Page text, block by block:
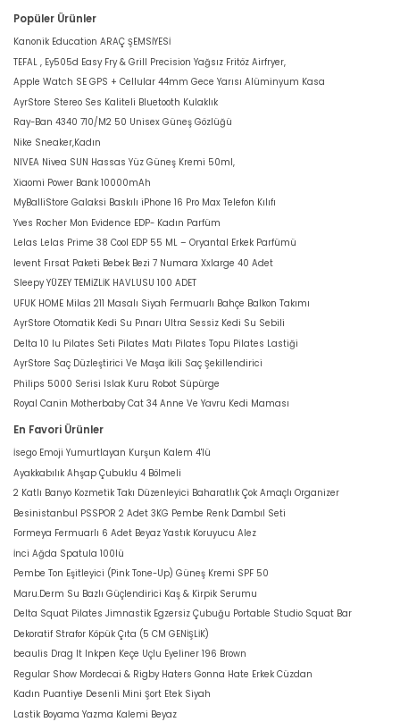
Popüler Ürünler
Kanonik Education ARAÇ ŞEMSİYESİ
TEFAL , Ey505d Easy Fry & Grill Precision Yağsız Fritöz Airfryer,
Apple Watch SE GPS + Cellular 44mm Gece Yarısı Alüminyum Kasa
AyrStore Stereo Ses Kaliteli Bluetooth Kulaklık
Ray-Ban 4340 710/M2 50 Unisex Güneş Gözlüğü
Nike Sneaker,Kadın
NIVEA Nivea SUN Hassas Yüz Güneş Kremi 50ml,
Xiaomi Power Bank 10000mAh
MyBalliStore Galaksi Baskılı iPhone 16 Pro Max Telefon Kılıfı
Yves Rocher Mon Evidence EDP- Kadın Parfüm
Lelas Lelas Prime 38 Cool EDP 55 ML – Oryantal Erkek Parfümü
levent Fırsat Paketi Bebek Bezi 7 Numara Xxlarge 40 Adet
Sleepy YÜZEY TEMİZLİK HAVLUSU 100 ADET
UFUK HOME Milas 211 Masalı Siyah Fermuarlı Bahçe Balkon Takımı
AyrStore Otomatik Kedi Su Pınarı Ultra Sessiz Kedi Su Sebili
Delta 10 lu Pilates Seti Pilates Matı Pilates Topu Pilates Lastiği
AyrStore Saç Düzleştirici Ve Maşa İkili Saç Şekillendirici
Philips 5000 Serisi Islak Kuru Robot Süpürge
Royal Canin Motherbaby Cat 34 Anne Ve Yavru Kedi Maması
En Favori Ürünler
İsego Emoji Yumurtlayan Kurşun Kalem 4'lü
Ayakkabılık Ahşap Çubuklu 4 Bölmeli
2 Katlı Banyo Kozmetik Takı Düzenleyici Baharatlık Çok Amaçlı Organizer
Besinistanbul PSSPOR 2 Adet 3KG Pembe Renk Dambıl Seti
Formeya Fermuarlı 6 Adet Beyaz Yastık Koruyucu Alez
İnci Ağda Spatula 100lü
Pembe Ton Eşitleyici (Pink Tone-Up) Güneş Kremi SPF 50
Maru.Derm Su Bazlı Güçlendirici Kaş & Kirpik Serumu
Delta Squat Pilates Jimnastik Egzersiz Çubuğu Portable Studio Squat Bar
Dekoratif Strafor Köpük Çıta (5 CM GENİŞLİK)
beaulis Drag It Inkpen Keçe Uçlu Eyeliner 196 Brown
Regular Show Mordecai & Rigby Haters Gonna Hate Erkek Cüzdan
Kadın Puantiye Desenli Mini Şort Etek Siyah
Lastik Boyama Yazma Kalemi Beyaz